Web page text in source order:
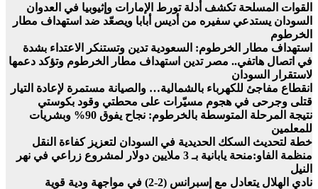
القوات المسلحة تكشف أدلة تورط الإمارات وإثيوبيا في العدوان
السودان يستدعي سفيره من أديس أبابا ويصعّد ضد استهداف مطار
الخرطوم
استهداف مطار الخرطوم: السعودية تدين وتستنكر الاعتداء بشدة
في اتصال هاتفي.. مصر تدين استهداف مطار الخرطوم وتؤكد دعمها
لاستقرار السودان
انقطاع مفاجئ للكهرباء بالشمالية… والصيانة مستمرة لإعادة التيار
قتلى وجرحى في هجوم مسيّرات على محطتي وقود بكوستي
نتيجة المرحلة المتوسطة بالخرطوم: نجاح يفوق 90% وبشريات
للمعلمين
خطة لتحديث السكك الحديدية في السودان لتعزيز كفاءة النقل
منظمة الفاو:منحة يابانية بـ 3 ملايين دولار لمشروع زراعي في نهر
النيل
نادي الهلال يتعادل مع إسبرانس (2-2) في مواجهة ودية قوية